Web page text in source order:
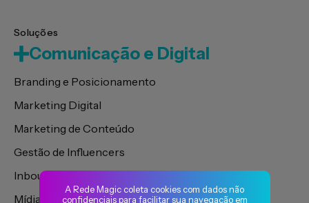
Soluções
Comunicação e Digital
Branding e Posicionamento
Marketing Digital
Marketing de Conteúdo
Gestão de Influencers
Inbound Marketing
Mídia de Performance
A Rede Magic coleta cookies com dados não
confidenciais para facilitar sua navegação em